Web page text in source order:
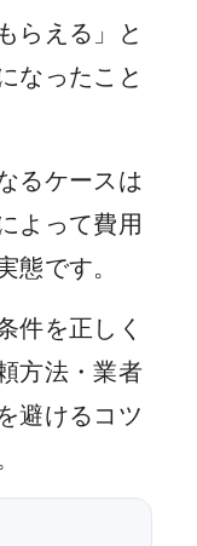
らえる」と
なったこと
るケースは
よって費用
態です。
件を正しく
方法・業者
避けるコツ